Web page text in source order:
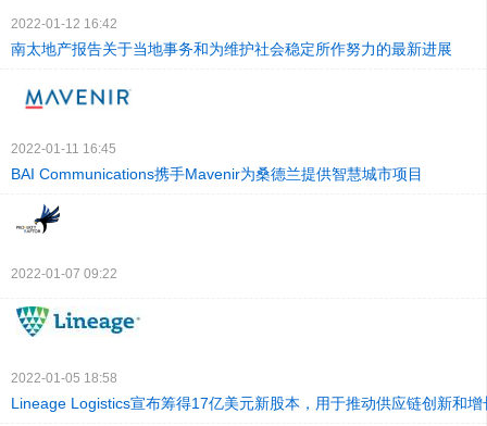
2022-01-12 16:42
南太地产报告关于当地事务和为维护社会稳定所作努力的最新进展
2022-01-11 16:45
BAI Communications携手Mavenir为桑德兰提供智慧城市项目
2022-01-07 09:22
2022-01-05 18:58
Lineage Logistics宣布筹得17亿美元新股本，用于推动供应链创新和增